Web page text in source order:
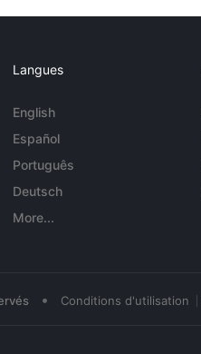
Langues
English
Español
Português
Deutsch
More...
• Conditions d'utilisation